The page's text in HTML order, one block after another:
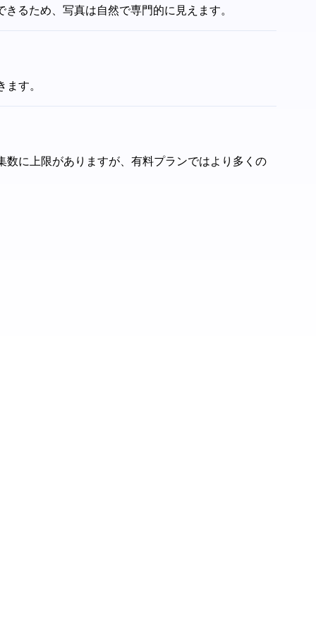
るため、写真は自然で専門的に見えます。
す。
に上限がありますが、有料プランではより多くの